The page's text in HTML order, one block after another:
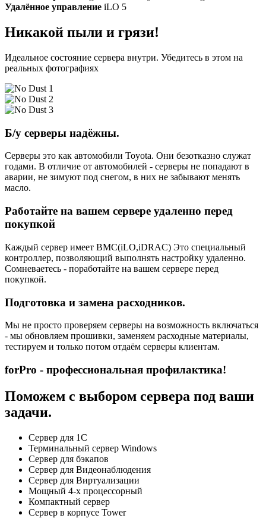
Удалённое управление iLO 5
Никакой пыли и грязи!
Идеальное состояние сервера внутри. Убедитесь в этом на
реальных фотографиях
Б/у серверы надёжны.
Серверы это как автомобили Toyota. Они безотказно служат
годами. В отличие от автомобилей - серверы не попадают в
аварии, не зимуют под снегом, в них не забывают менять
масло.
Работайте на вашем сервере удаленно перед
покупкой
Каждый сервер имеет BMC(iLO,iDRAC) Это специальный
контроллер, позволяющий выполнять настройку удаленно.
Сомневаетесь - поработайте на вашем сервере перед
покупкой.
Подготовка и замена расходников.
Мы не просто проверяем серверы на возможность включаться
- мы обновляем прошивки, заменяем расходные материалы,
тестируем и только потом отдаём серверы клиентам.
forPro - профессиональная профилактика!
Поможем с выбором сервера под ваши
задачи.
Сервер для 1С
Терминальный сервер Windows
Сервер для бэкапов
Сервер для Видеонаблюдения
Сервер для Виртуализации
Мощный 4-х процессорный
Компактный сервер
Сервер в корпусе Tower